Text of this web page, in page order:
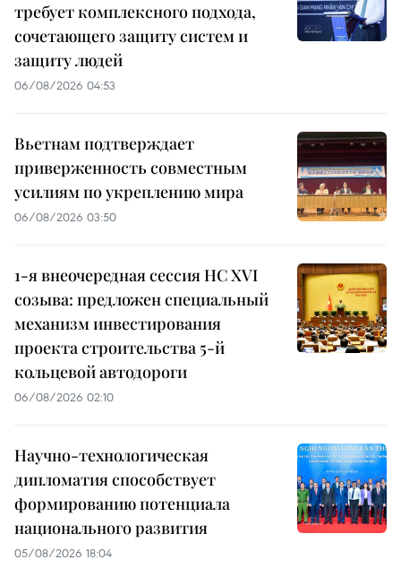
требует комплексного подхода,
сочетающего защиту систем и
защиту людей
06/08/2026 04:53
Вьетнам подтверждает
приверженность совместным
усилиям по укреплению мира
06/08/2026 03:50
1-я внеочередная сессия НС XVI
созыва: предложен специальный
механизм инвестирования
проекта строительства 5-й
кольцевой автодороги
06/08/2026 02:10
Научно-технологическая
дипломатия способствует
формированию потенциала
национального развития
05/08/2026 18:04